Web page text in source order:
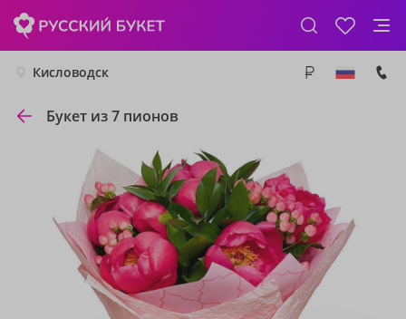
Кисловодск
Букет из 7 пионов